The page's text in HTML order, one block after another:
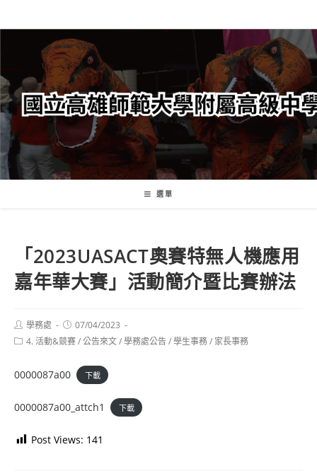
轉
要
內
容
選單
「2023UASACT奧賽特無人機應用
嘉年華大賽」活動簡介暨比賽辦法
Post
author:
學務處
Post
published:
07/04/2023
Post4. 活動&競賽/公告來文/學務處公告/學生事務/ 家長事務
0000087a00 下載
0000087a00_attch1 下載
Post Views: 141